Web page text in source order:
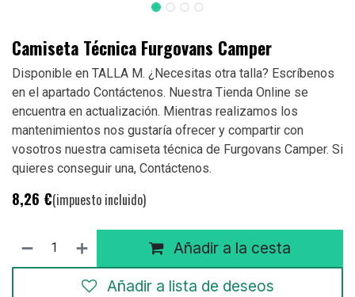
Camiseta Técnica Furgovans Camper
Disponible en TALLA M. ¿Necesitas otra talla? Escríbenos
en el apartado Contáctenos. Nuestra Tienda Online se
encuentra en actualización. Mientras realizamos los
mantenimientos nos gustaría ofrecer y compartir con
vosotros nuestra camiseta técnica de Furgovans Camper. Si
quieres conseguir una, Contáctenos.
8,26 €(impuesto incluido)
Añadir a la cesta
Añadir a lista de deseos